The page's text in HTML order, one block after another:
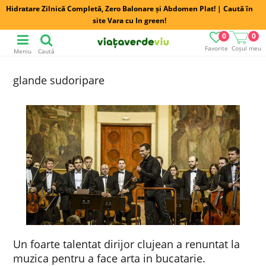
Hidratare Zilnică Completă, Zero Balonare și Abdomen Plat! | Caută în
site Vara cu In green!
Favorite
0
Coșul meu
0
Meniu Caută
glande sudoripare
Un foarte talentat dirijor clujean a renuntat la
muzica pentru a face arta in bucatarie.